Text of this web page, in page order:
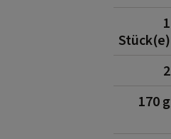
1
Stück(e)
2
170 g